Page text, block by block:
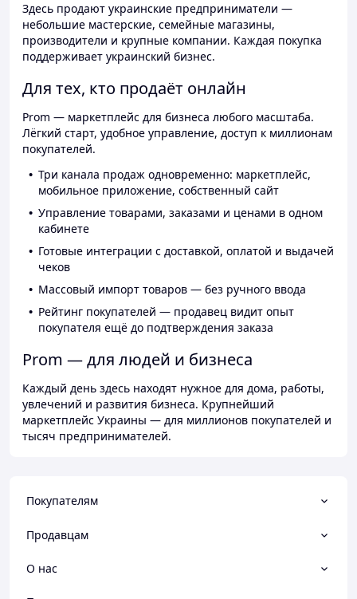
Здесь продают украинские предприниматели —
небольшие мастерские, семейные магазины,
производители и крупные компании. Каждая покупка
поддерживает украинский бизнес.
Для тех, кто продаёт онлайн
Prom — маркетплейс для бизнеса любого масштаба.
Лёгкий старт, удобное управление, доступ к миллионам
покупателей.
Три канала продаж одновременно: маркетплейс,
мобильное приложение, собственный сайт
Управление товарами, заказами и ценами в одном
кабинете
Готовые интеграции с доставкой, оплатой и выдачей
чеков
Массовый импорт товаров — без ручного ввода
Рейтинг покупателей — продавец видит опыт
покупателя ещё до подтверждения заказа
Prom — для людей и бизнеса
Каждый день здесь находят нужное для дома, работы,
увлечений и развития бизнеса. Крупнейший
маркетплейс Украины — для миллионов покупателей и
тысяч предпринимателей.
Покупателям
Продавцам
О нас